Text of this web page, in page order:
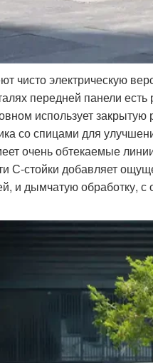
чисто электрическую
передней панели
использует
со спицами для
очень обтекаемые
С-стойки добавляет
и дымчатую обработку, с